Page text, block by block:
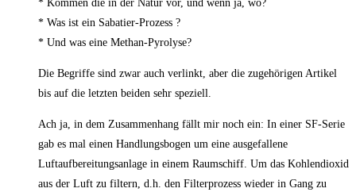
* Kommen die in der Natur vor, und wenn ja, wo?
* Was ist ein Sabatier-Prozess ?
* Und was eine Methan-Pyrolyse?
Die Begriffe sind zwar auch verlinkt, aber die zugehörigen Artikel
bis auf die letzten beiden sehr speziell.
Ach ja, in dem Zusammenhang fällt mir noch ein: In einer SF-Serie
gab es mal einen Handlungsbogen um eine ausgefallene
Luftaufbereitungsanlage in einem Raumschiff. Um das Kohlendioxid
aus der Luft zu filtern, d.h. den Filterprozess wieder in Gang zu